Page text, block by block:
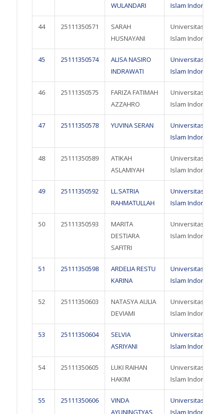
WULANDARI
Islam Indonesia
44 25111350571
SARAH
HUSNAYANI
Universitas
Islam Indonesia
45 25111350574
ALISA NASIRO
INDRAWATI
Universitas
Islam Indonesia
46 25111350575
FARIZA FATIMAH
AZZAHRO
Universitas
Islam Indonesia
47 25111350578 YUVINA SERAN
Universitas
Islam Indonesia
48 25111350589
ATIKAH
ASLAMIYAH
Universitas
Islam Indonesia
49 25111350592
LL.SATRIA
RAHMATULLAH
Universitas
Islam Indonesia
50 25111350593
MARITA
DESTIARA
SAFITRI
Universitas
Islam Indonesia
51 25111350598
ARDELIA RESTU
KARINA
Universitas
Islam Indonesia
52 25111350603
NATASYA AULIA
DEVIAMI
Universitas
Islam Indonesia
53 25111350604
SELVIA
ASRIYANI
Universitas
Islam Indonesia
54 25111350605
LUKI RAIHAN
HAKIM
Universitas
Islam Indonesia
55 25111350606
VINDA
AYUNINGTYAS
Universitas
Islam Indonesia